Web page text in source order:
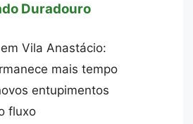
Duradouro
Vila Anastácio:
mais tempo
entupimentos
fluxo